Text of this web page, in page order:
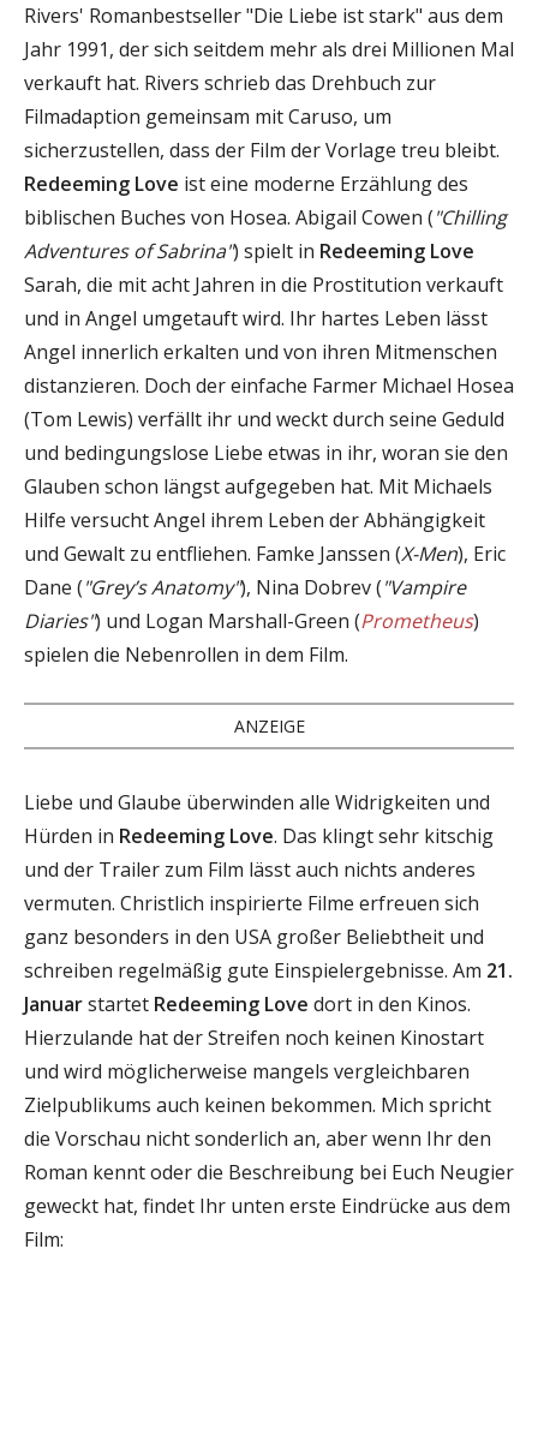
Rivers' Romanbestseller "Die Liebe ist stark" aus dem
Jahr 1991, der sich seitdem mehr als drei Millionen Mal
verkauft hat. Rivers schrieb das Drehbuch zur
Filmadaption gemeinsam mit Caruso, um
sicherzustellen, dass der Film der Vorlage treu bleibt.
Redeeming Love ist eine moderne Erzählung des
biblischen Buches von Hosea. Abigail Cowen ("Chilling
Adventures of Sabrina") spielt in Redeeming Love
Sarah, die mit acht Jahren in die Prostitution verkauft
und in Angel umgetauft wird. Ihr hartes Leben lässt
Angel innerlich erkalten und von ihren Mitmenschen
distanzieren. Doch der einfache Farmer Michael Hosea
(Tom Lewis) verfällt ihr und weckt durch seine Geduld
und bedingungslose Liebe etwas in ihr, woran sie den
Glauben schon längst aufgegeben hat. Mit Michaels
Hilfe versucht Angel ihrem Leben der Abhängigkeit
und Gewalt zu entfliehen. Famke Janssen (X-Men), Eric
Dane ("Grey’s Anatomy"), Nina Dobrev ("Vampire
Diaries") und Logan Marshall-Green (Prometheus)
spielen die Nebenrollen in dem Film.
ANZEIGE
Liebe und Glaube überwinden alle Widrigkeiten und
Hürden in Redeeming Love. Das klingt sehr kitschig
und der Trailer zum Film lässt auch nichts anderes
vermuten. Christlich inspirierte Filme erfreuen sich
ganz besonders in den USA großer Beliebtheit und
schreiben regelmäßig gute Einspielergebnisse. Am 21.
Januarstartet Redeeming Love dort in den Kinos.
Hierzulande hat der Streifen noch keinen Kinostart
und wird möglicherweise mangels vergleichbaren
Zielpublikums auch keinen bekommen. Mich spricht
die Vorschau nicht sonderlich an, aber wenn Ihr den
Roman kennt oder die Beschreibung bei Euch Neugier
geweckt hat, findet Ihr unten erste Eindrücke aus dem
Film: